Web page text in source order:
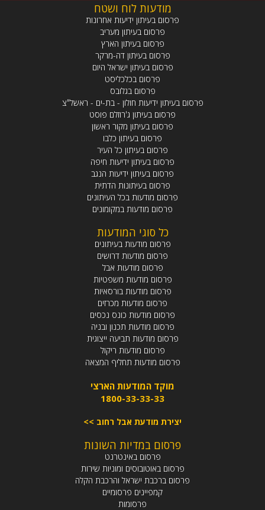
מודעות לוח ושטח
פרסום בעיתון ידיעות אחרונות
פרסום בעיתון מעריב
פרסום בעיתון הארץ
פרסום בעיתון דה-מרקר
פרסום בעיתון ישראל היום
פרסום בכלכליסט
פרסום בגלובס
פרסום בעיתון ידיעות חולון - בת-ים - ראשל"צ
פרסום בעיתון ג'רוזלם פוסט
פרסום בעיתון מקור ראשון
פרסום בעיתון כלבו
פרסום בעיתון כל העיר
פרסום בעיתון ידיעות חיפה
פרסום בעיתון ידיעות הנגב
פרסום בעיתונות הדתית
פרסום מודעות בכל העיתונים
פרסום מודעות במקומונים
כל סוגי המודעות
פרסום מודעות בעיתונים
פרסום מודעות דרושים
פרסום מודעות אבל
פרסום מודעות משפטיות
פרסום מודעות בורסאיות
פרסום מודעות מכרזים
פרסום מודעות כונס נכסים
פרסום מודעות תכנון ובניה
פרסום מודעות תביעה ייצוגית
פרסום מודעות ריקול
פרסום מודעות תחליף המצאה
מוקד המודעות הארצי
1800-33-33-33
יצירת מודעת אבל רחוב >>
פרסום במדיות השונות
פרסום באינטרנט
פרסום באוטובוסים ומוניות שירות
פרסום ברכבת ישראל והרכבת הקלה
קמפיינים פרסומיים
פרסומות